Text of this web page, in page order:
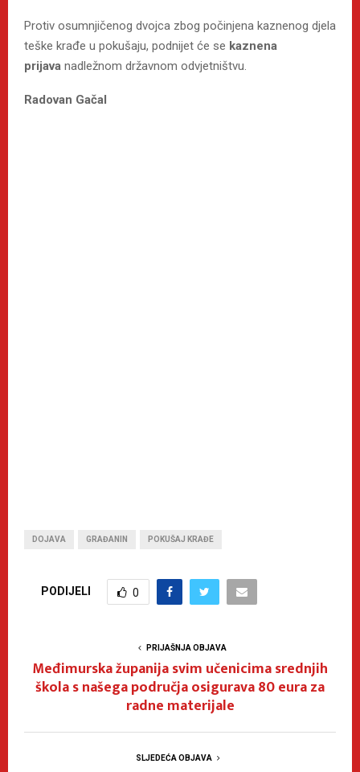
Protiv osumnjičenog dvojca zbog počinjena kaznenog djela
teške krađe u pokušaju, podnijet će se kaznena
prijava nadležnom državnom odvjetništvu.
Radovan Gačal
DOJAVA GRAĐANIN POKUŠAJ KRAĐE
PODIJELI 0
PRIJAŠNJA OBJAVA
Međimurska županija svim učenicima srednjih
škola s našega područja osigurava 80 eura za
radne materijale
SLJEDEĆA OBJAVA